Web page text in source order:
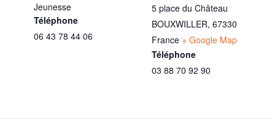
Jeunesse
Téléphone
06 43 78 44 06
5 place du Château
BOUXWILLER, 67330
France + Google Map
Téléphone
03 88 70 92 90